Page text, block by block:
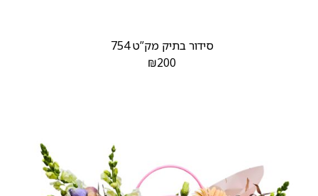
סידור בתיק מק”ט 754
₪200